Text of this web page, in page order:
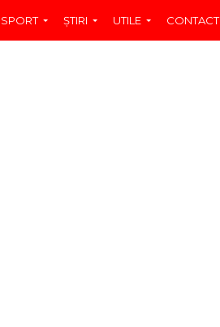
SPORT ŞTIRI UTILE CONTACT